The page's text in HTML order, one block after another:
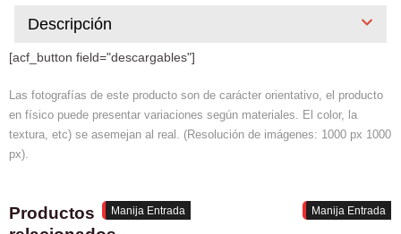
Descripción
[acf_button field="descargables"]
Las fotografías de este producto son de carácter orientativo, el producto
en físico puede presentar variaciones según materiales. El color, la
textura, etc) se asemejan al real. (Resolución de imágenes: 1000 px 1000
px).
Productos
Manija Entrada Manija Entrada